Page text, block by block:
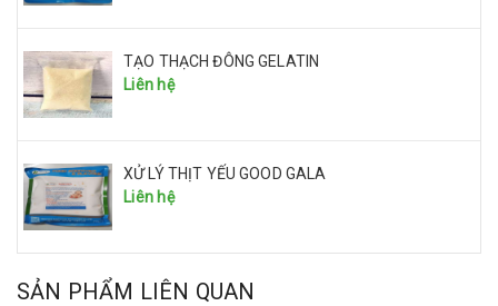
TẠO THẠCH ĐÔNG GELATIN
Liên hệ
XỬ LÝ THỊT YẾU GOOD GALA
Liên hệ
SẢN PHẨM LIÊN QUAN